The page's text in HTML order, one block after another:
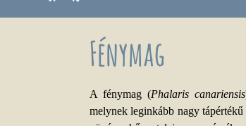
Fénymag
A fénymag (Phalaris canariensis
melynek leginkább nagy